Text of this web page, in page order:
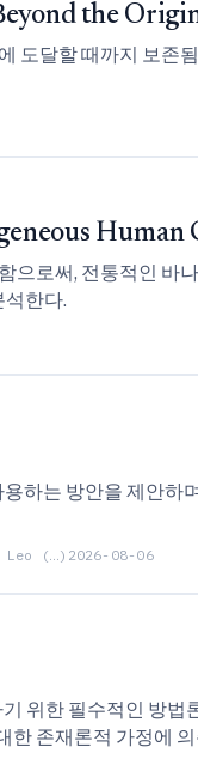
the
도달할 때까지 보존
Human
으로써, 전통적인 바
한다.
하는 방안을 제안하
Leo (…) 2026-08-06
위한 필수적인 방법
한 존재론적 가정에